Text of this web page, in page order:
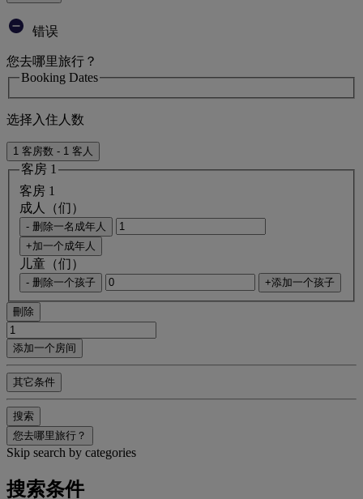
错误
您去哪里旅行？
Booking Dates
选择入住人数
1 客房数 - 1 客人
客房 1
客房 1
成人（们）
- 删除一名成年人
+加一个成年人
儿童（们）
- 删除一个孩子 +添加一个孩子
刪除
添加一个房间
其它条件
搜索
您去哪里旅行？
Skip search by categories
搜索条件